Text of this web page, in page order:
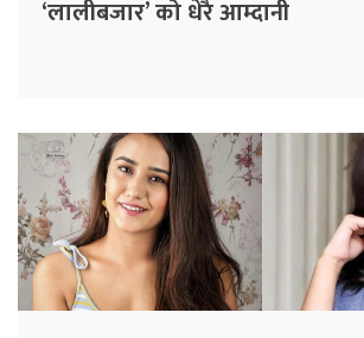
‘लालीबजार’ को धेरै आम्दानी